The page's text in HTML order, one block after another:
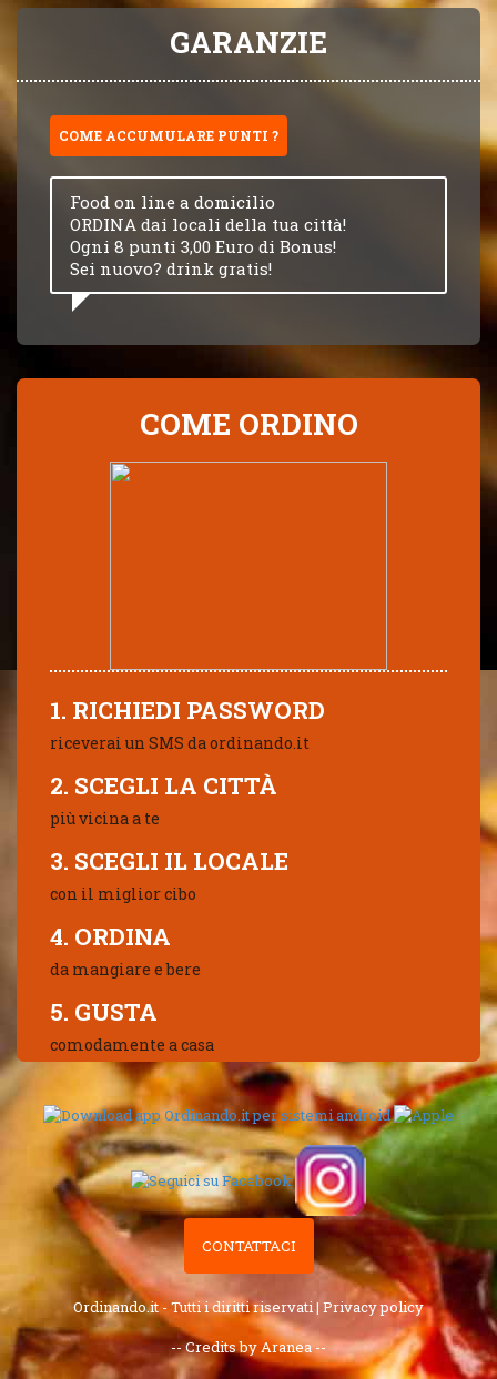
GARANZIE
COME ACCUMULARE PUNTI ?
Food on line a domicilio
ORDINA dai locali della tua città!
Ogni 8 punti 3,00 Euro di Bonus!
Sei nuovo? drink gratis!
COME ORDINO
1. RICHIEDI PASSWORD
riceverai un SMS da ordinando.it
2. SCEGLI LA CITTÀ
più vicina a te
3. SCEGLI IL LOCALE
con il miglior cibo
4. ORDINA
da mangiare e bere
5. GUSTA
comodamente a casa
CONTATTACI
Ordinando.it - Tutti i diritti riservati | Privacy policy
-- Credits by Aranea --